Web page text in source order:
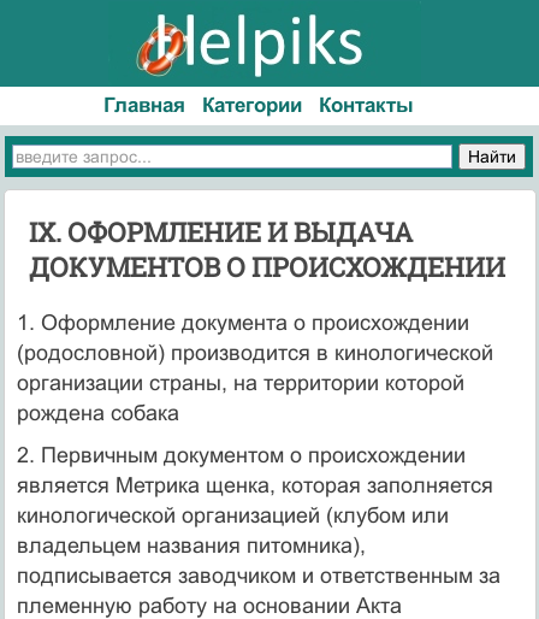
Главная Категории Контакты
IX. ОФОРМЛЕНИЕ И ВЫДАЧА
ДОКУМЕНТОВ О ПРОИСХОЖДЕНИИ
1. Оформление документа о происхождении
(родословной) производится в кинологической
организации страны, на территории которой
рождена собака
2. Первичным документом о происхождении
является Метрика щенка, которая заполняется
кинологической организацией (клубом или
владельцем названия питомника),
подписывается заводчиком и ответственным за
племенную работу на основании Акта